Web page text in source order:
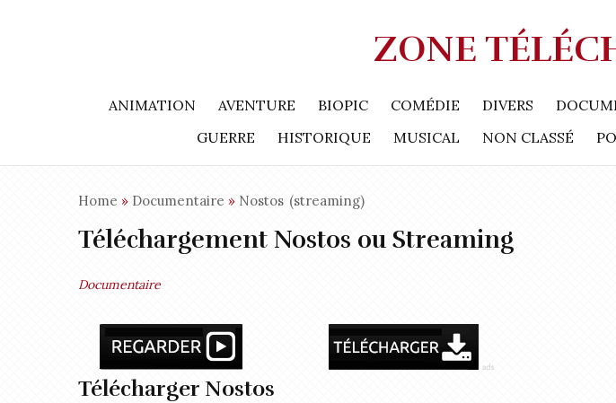
ZONE
ANIMATION AVENTURE BIOPIC COMÉDIE DIVERS
GUERRE
HISTORIQUE MUSICAL NON CLASSÉ
Home » Documentaire » Nostos (streaming)
Téléchargement Nostos ou Streaming
Documentaire
Télécharger Nostos